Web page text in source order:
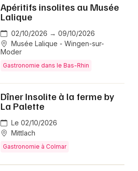
Apéritifs insolites au Musée
Lalique
02/10/2026 → 09/10/2026
Musée Lalique - Wingen-sur-
Moder
Gastronomie dans le Bas-Rhin
Dîner Insolite à la ferme by
La Palette
Le 02/10/2026
Mittlach
Gastronomie à Colmar